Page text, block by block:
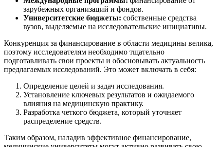
зарубежных организаций и фондов.
Университетские бюджеты: собственные средства
вузов, выделяемые на исследовательские инициативы.
Конкуренция за финансирование в области медицины велика,
поэтому исследователям необходимо тщательно
подготавливать свои проекты и обосновывать актуальность
предлагаемых исследований. Это может включать в себя:
Определение целей и задач исследования.
Установление ключевых результатов и ожидаемого
влияния на медицинскую практику.
Разработка четкого бюджета, который уточняет
распределение средств.
Таким образом, наладив эффективное финансирование,